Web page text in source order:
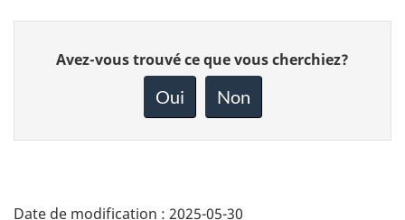
Donnez
votre
page
Avez-vous trouvé ce que vous cherchiez?
Oui Non
Date de modification : 2025-05-30